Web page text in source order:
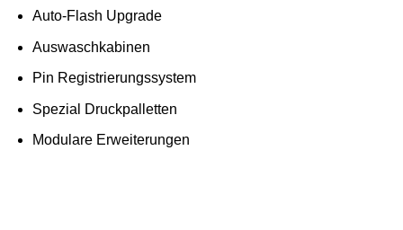
Auto-Flash Upgrade
Auswaschkabinen
Pin Registrierungssystem
Spezial Druckpalletten
Modulare Erweiterungen